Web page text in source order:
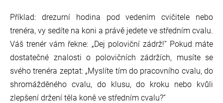
Příklad: drezurní hodina pod vedením cvičitele nebo
trenéra, vy sedíte na koni a právě jedete ve středním cvalu.
Váš trenér vám řekne: „Dej poloviční zádrž!“ Pokud máte
dostatečné znalosti o polovičních zádržích, musíte se
svého trenéra zeptat: „Myslíte tím do pracovního cvalu, do
shromážděného cvalu, do klusu, do kroku nebo kvůli
zlepšení držení těla koně ve středním cvalu?“